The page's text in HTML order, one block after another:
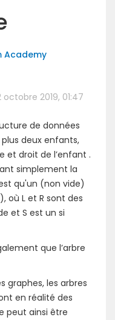
Academy
octobre 2019, 01:47
de données
deux enfants,
et droit de l’enfant .
simplement la
qu'un (non vide)
où L et R sont des
et S est un si
que l’arbre
graphes, les arbres
en réalité des
peut ainsi être